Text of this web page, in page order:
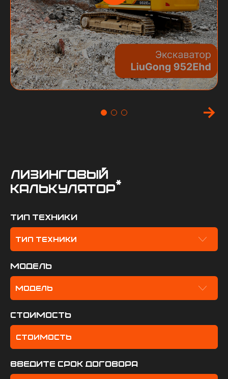
Лизинговый
калькулятор*
Тип техники
Тип техники
модель
Модель
стоимость
введите срок договора